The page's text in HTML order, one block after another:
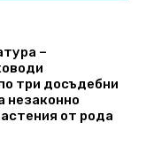
–
три досъдебни
незаконно
от рода